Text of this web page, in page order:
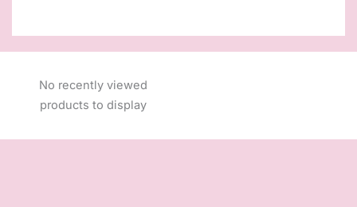
No recently viewed
products to display